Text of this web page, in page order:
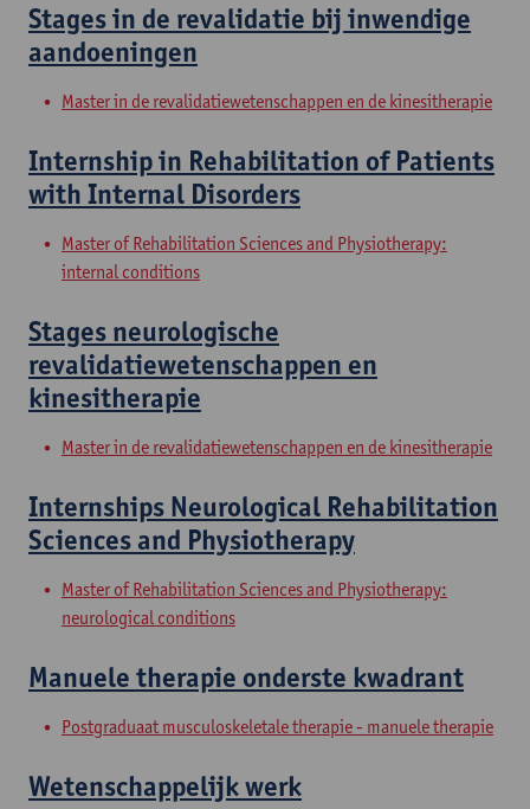
Stages in de revalidatie bij inwendige
aandoeningen
Master in de revalidatiewetenschappen en de kinesitherapie
Internship in Rehabilitation of Patients
with Internal Disorders
Master of Rehabilitation Sciences and Physiotherapy:
internal conditions
Stages neurologische
revalidatiewetenschappen en
kinesitherapie
Master in de revalidatiewetenschappen en de kinesitherapie
Internships Neurological Rehabilitation
Sciences and Physiotherapy
Master of Rehabilitation Sciences and Physiotherapy:
neurological conditions
Manuele therapie onderste kwadrant
Postgraduaat musculoskeletale therapie - manuele therapie
Wetenschappelijk werk